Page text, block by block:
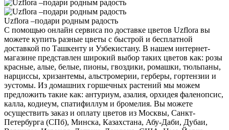
Uzflora –подари родным радость
С помощью онлайн сервиса по доставке цветов Uzflora вы
можете купить разные цветы с быстрой и бесплатной
доставкой по Ташкенту и Узбекистану. В нашем интернет-
магазине представлен широкий выбор таких цветов как: розы
красные, алые, белые, пионы, гвоздики, ромашки, тюльпаны,
нарциссы, хризантемы, альстромерии, герберы, гортензии и
эустомы. Из домашних горшечных растений мы можем
предложить такие как: антуриум, азалия, орхидея фаленопсис,
калла, кодиеум, спатифиллум и бромелия. Вы можете
осуществить заказ и оплату цветов из Москвы, Санкт-
Петербурга (СПб), Минска, Казахстана, Абу-Даби, Дубаи,